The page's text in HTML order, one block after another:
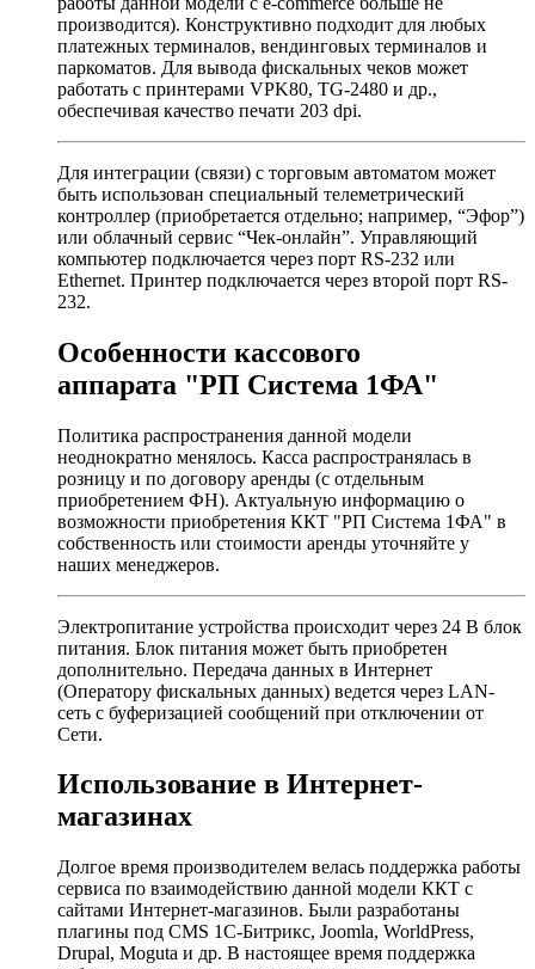
производится). Конструктивно подходит для любых
платежных терминалов, вендинговых терминалов и
паркоматов. Для вывода фискальных чеков может
работать с принтерами VPK80, TG-2480 и др.,
обеспечивая качество печати 203 dpi.
Для интеграции (связи) с торговым автоматом может
быть использован специальный телеметрический
контроллер (приобретается отдельно; например, “Эфор”)
или облачный сервис “Чек-онлайн”. Управляющий
компьютер подключается через порт RS-232 или
Ethernet. Принтер подключается через второй порт RS-
232.
Особенности кассового
аппарата
РП Система 1ФА
Политика распространения данной модели
неоднократно менялось. Касса распространялась в
розницу и по договору аренды (с отдельным
приобретением ФН). Актуальную информацию о
возможности приобретения ККТ
РП Система 1ФА
в
собственность или стоимости аренды уточняйте у
наших менеджеров.
Электропитание устройства происходит через 24 В блок
питания. Блок питания может быть приобретен
дополнительно. Передача данных в Интернет
(Оператору фискальных данных) ведется через LAN-
сеть с буферизацией сообщений при отключении от
Сети.
Использование в Интернет-
магазинах
Долгое время производителем велась поддержка работы
сервиса по взаимодействию данной модели ККТ с
сайтами Интернет-магазинов. Были разработаны
плагины под CMS 1С-Битрикс, Joomla, WorldPress,
Drupal, Moguta и др. В настоящее время поддержка